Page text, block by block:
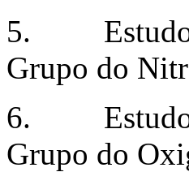
5. Estudo
Grupo do
6. Estudo
Grupo do